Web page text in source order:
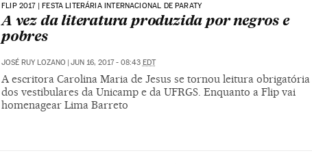
FLIP 2017 | FESTA LITERÁRIA INTERNACIONAL DE PARATY
A vez da literatura produzida por negros e
pobres
JOSÉ RUY LOZANO JUN 16, 2017 - 08:43 EDT
A escritora Carolina Maria de Jesus se tornou leitura obrigatória
dos vestibulares da Unicamp e da UFRGS. Enquanto a Flip vai
homenagear Lima Barreto